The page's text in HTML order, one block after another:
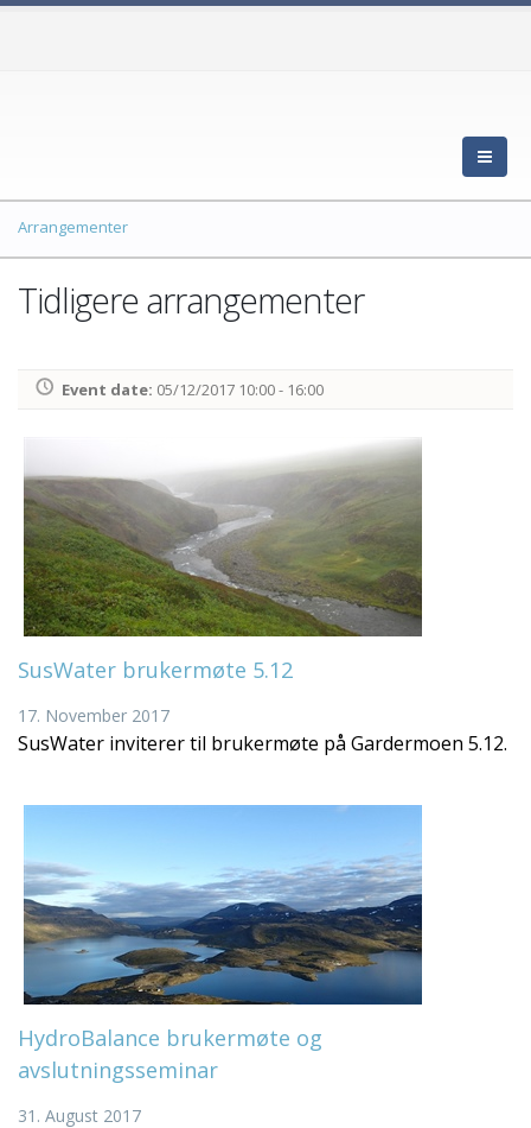
Arrangementer
Tidligere arrangementer
Event date: 05/12/2017 10:00 - 16:00
SusWater brukermøte 5.12
17. November 2017
SusWater inviterer til brukermøte på Gardermoen 5.12.
HydroBalance brukermøte og
avslutningsseminar
31. August 2017